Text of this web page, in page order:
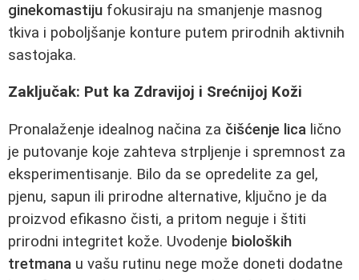
ginekomastiju fokusiraju na smanjenje masnog
tkiva i poboljšanje konture putem prirodnih aktivnih
sastojaka.
Zaključak: Put ka Zdravijoj i Srećnijoj Koži
Pronalaženje idealnog načina za čišćenje lica lično
je putovanje koje zahteva strpljenje i spremnost za
eksperimentisanje. Bilo da se opredelite za gel,
pjenu, sapun ili prirodne alternative, ključno je da
proizvod efikasno čisti, a pritom neguje i štiti
prirodni integritet kože. Uvodenje bioloških
tretmana u vašu rutinu nege može doneti dodatne